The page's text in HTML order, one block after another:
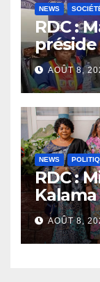
NEWS
RDC :
préside
AOÛT 8,
NEWS
RDC :
laAOÛT 8,